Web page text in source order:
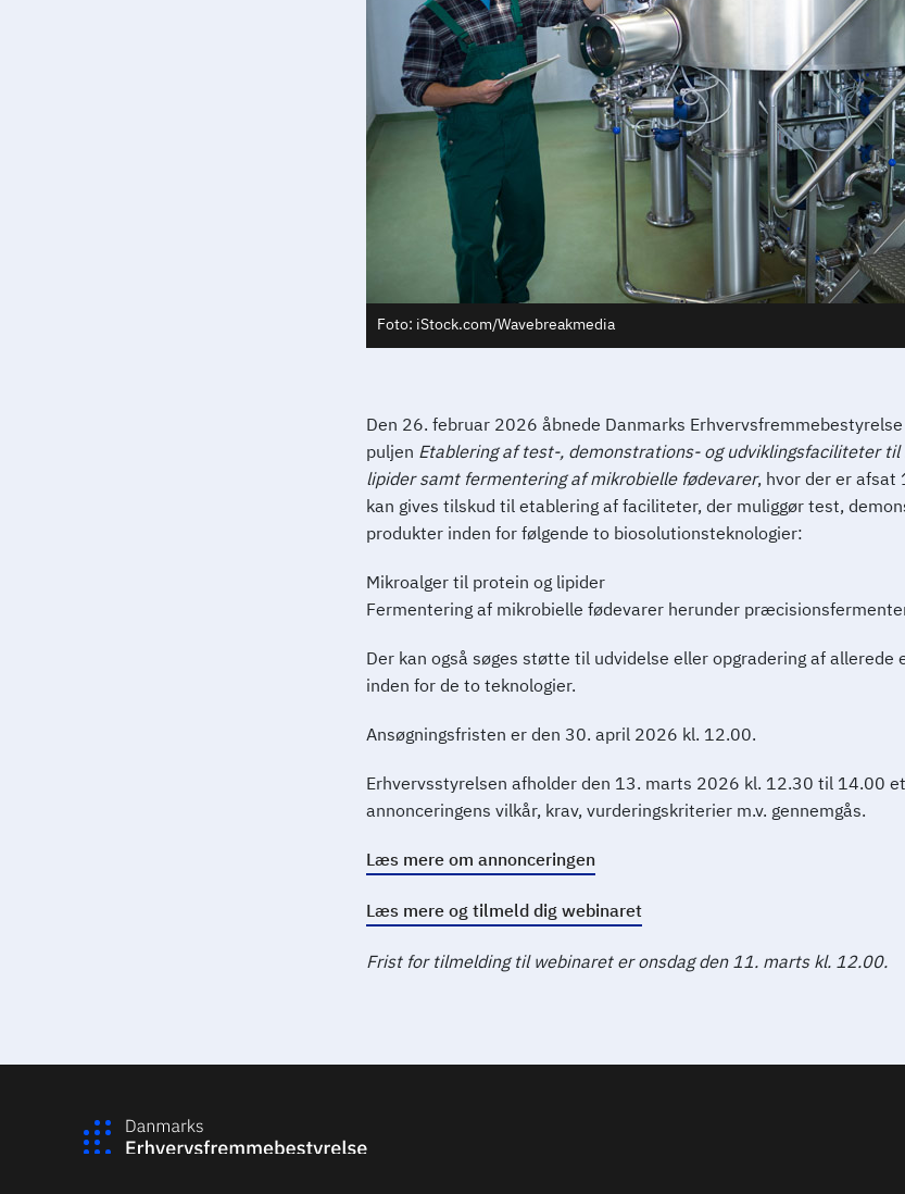
Foto: iStock.com/Wavebreakmedia
Den 26. februar 2026 åbnede Danmarks
puljen Etablering af test-, demonstrations- og udviklingsfaciliteter
lipider samt fermentering af mikrobielle fødevarer, hvor der er afsat
kan gives tilskud til etablering af faciliteter, der muliggør test,
produkter inden for følgende to biosolutionsteknologier:
Mikroalger til protein og lipider
Fermentering af mikrobielle fødevarer herunder
Der kan også søges støtte til udvidelse eller opgradering af
inden for de to teknologier.
Ansøgningsfristen er den 30. april 2026 kl. 12.00.
Erhvervsstyrelsen afholder den 13. marts 2026 kl. 12.30 til 14.00
annonceringens vilkår, krav, vurderingskriterier m.v. gennemgås.
Læs mere om annonceringen
Læs mere og tilmeld dig webinaret
Frist for tilmelding til webinaret er onsdag den 11. marts kl. 12.00.